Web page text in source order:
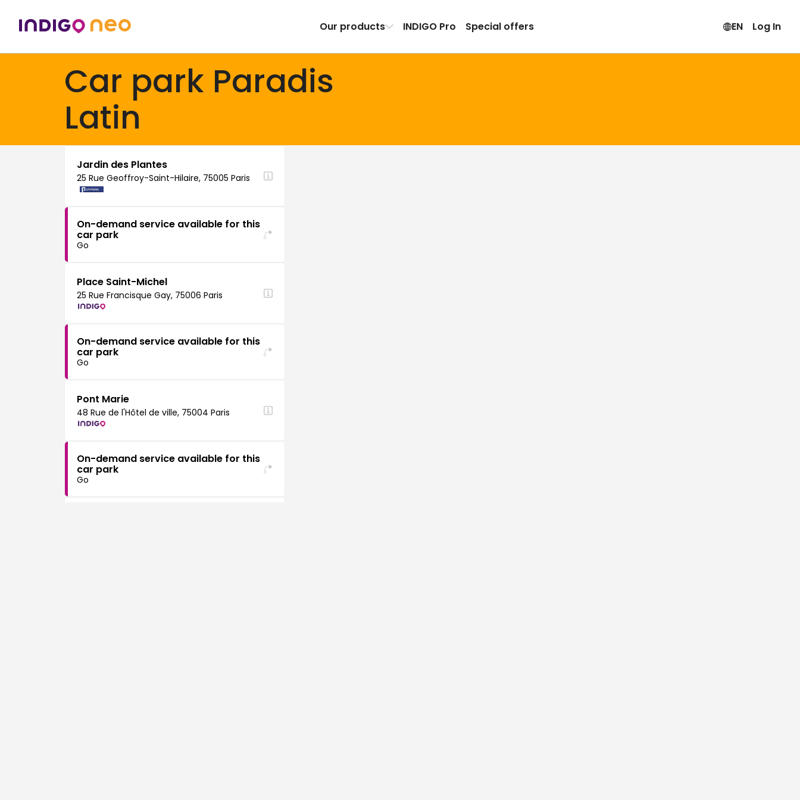
Our products INDIGO Pro Special offers EN Log In
Car park Paradis
Latin
Jardin des Plantes
25 Rue Geoffroy-Saint-Hilaire, 75005 Paris
On-demand service available for this
car park
Go
Place Saint-Michel
25 Rue Francisque Gay, 75006 Paris
On-demand service available for this
car park
Go
Pont Marie
48 Rue de l'Hôtel de ville, 75004 Paris
On-demand service available for this
car park
Go